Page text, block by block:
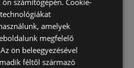
Távolság: 2,36 km
amelyek
megfelelő
ön beleegyezésével
féltől származó